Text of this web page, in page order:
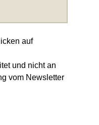
auf
und nicht an
vom Newsletter